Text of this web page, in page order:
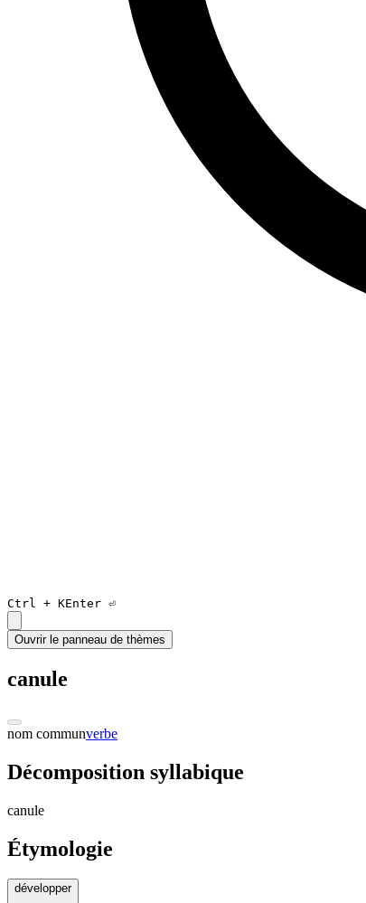
Ctrl + KEnter ⏎
Ouvrir le panneau de thèmes
canule
nom communverbe
Décomposition syllabique
canule
Étymologie
développer